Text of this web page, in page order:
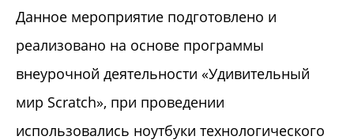
Данное мероприятие подготовлено и
реализовано на основе программы
внеурочной деятельности «Удивительный
мир Scratch», при проведении
использовались ноутбуки технологического